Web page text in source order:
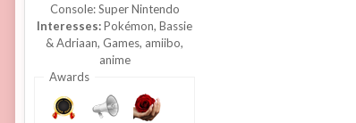
Console:Super Nintendo
Interesses:Pokémon, Bassie
& Adriaan, Games, amiibo,
anime
Awards